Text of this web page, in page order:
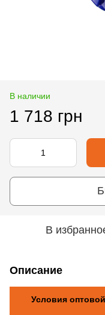
В наличии
1 718 грн
В
Описание
Условия